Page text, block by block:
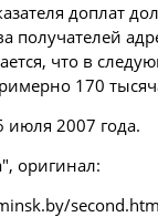
доплат
получателей
что в
170
июля 2007 года.
оригинал: